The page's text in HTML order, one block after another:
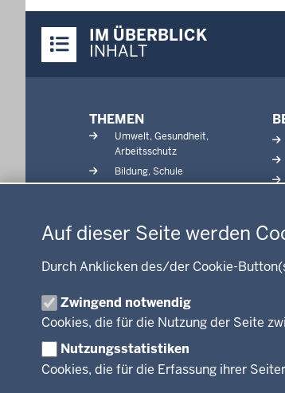
Auf dieser Seite werden
Durch Anklicken des/der Cookie-
Zwingend notwendig
Cookies, die für die Nutzung der Seite
Nutzungsstatistiken
Cookies, die für die Erfassung ihrer
Inhalte
IM ÜBERBLICK
INHALT
THEMEN
Umwelt, Gesundheit,
Arbeitsschutz
Bildung, Schule
Kommunalaufsicht, Planung,
Energie, Bergbau
Kultur, Sport
Recht, Ordnung
Förderportal, Wirtschaft